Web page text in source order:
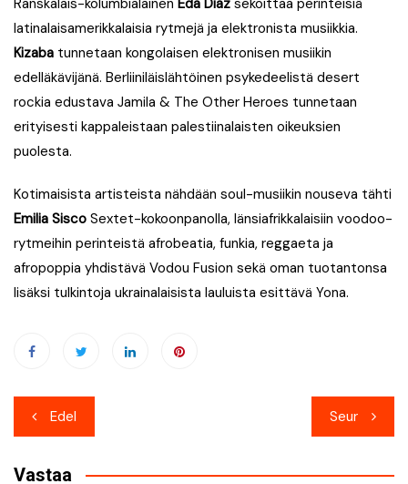
Ranskalais-kolumbialainen Ëda Diaz sekoittaa perinteisiä
latinalaisamerikkalaisia rytmejä ja elektronista musiikkia.
Kizaba tunnetaan kongolaisen elektronisen musiikin
edelläkävijänä. Berliiniläislähtöinen psykedeelistä desert
rockia edustava Jamila & The Other Heroes tunnetaan
erityisesti kappaleistaan palestiinalaisten oikeuksien
puolesta.
Kotimaisista artisteista nähdään soul-musiikin nouseva tähti
Emilia Sisco Sextet-kokoonpanolla, länsiafrikkalaisiin voodoo-
rytmeihin perinteistä afrobeatia, funkia, reggaeta ja
afropoppia yhdistävä Vodou Fusion sekä oman tuotantonsa
lisäksi tulkintoja ukrainalaisista lauluista esittävä Yona.
Artikkelien
selaus
Edel Seur
Vastaa